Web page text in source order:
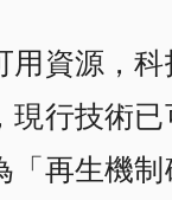
資源，
現行技術
再生機